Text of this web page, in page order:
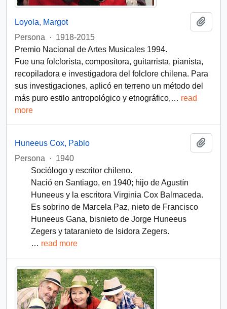
Loyola, Margot
Persona
· 1918-2015
Premio Nacional de Artes Musicales 1994.
Fue una folclorista, compositora, guitarrista, pianista,
recopiladora e investigadora del folclore chilena. Para
sus investigaciones, aplicó en terreno un método del
más puro estilo antropológico y etnográfico,… read
more
Huneeus Cox, Pablo
Persona
· 1940
Sociólogo y escritor chileno.
Nació en Santiago, en 1940; hijo de Agustín
Huneeus y la escritora Virginia Cox Balmaceda.
Es sobrino de Marcela Paz, nieto de Francisco
Huneeus Gana, bisnieto de Jorge Huneeus
Zegers y tataranieto de Isidora Zegers.
… read more